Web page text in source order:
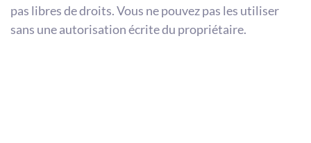
pas libres de droits. Vous ne pouvez pas les utiliser
sans une autorisation écrite du propriétaire.